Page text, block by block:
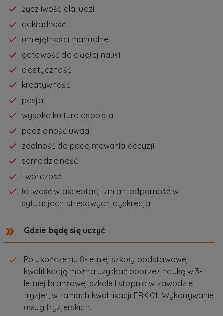
życzliwość dla ludzi
dokładność
umiejętności manualne
gotowość do ciągłej nauki
elastyczność
kreatywność
pasja
wysoka kultura osobista
podzielność uwagi
zdolność do podejmowania decyzji
samodzielność
twórczość
łatwość w akceptacji zmian, odporność w
sytuacjach stresowych, dyskrecja
Gdzie będę się uczyć
Po ukończeniu 8-letniej szkoły podstawowej
kwalifikację można uzyskać poprzez naukę w 3-
letniej branżowej szkole I stopnia w zawodzie
fryzjer, w ramach kwalifikacji FRK.01. Wykonywanie
usług fryzjerskich.